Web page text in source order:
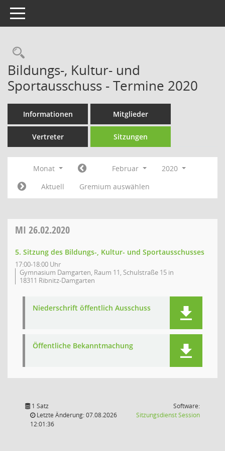
Toggle navigation
Rechercheauswahl
Bildungs-, Kultur- und
Sportausschuss - Termine 2020
Informationen Mitglieder
Vertreter Sitzungen
Monat Februar
2020
Aktuell
Gremium auswählen
MI 26.02.2020
5. Sitzung des Bildungs-, Kultur- und Sportausschusses
17:00-18:00 Uhr
Gymnasium Damgarten, Raum 11, Schulstraße 15 in
18311 Ribnitz-Damgarten
Niederschrift öffentlich Ausschuss
Öffentliche Bekanntmachung
1 Satz
Letzte Änderung: 07.08.2026
12:01:36
Software:
SitzungsdienstSession(Wird in